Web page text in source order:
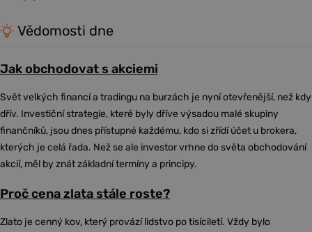
Vědomosti dne
Jak obchodovat s akciemi
Svět velkých financí a tradingu na burzách je nyní otevřenější, než kdy
dřív. Investiční strategie, které byly dříve výsadou malé skupiny
finančníků, jsou dnes přístupné každému, kdo si zřídí účet u brokera,
kterých je celá řada. Než se ale investor vrhne do světa obchodování
akcií, měl by znát základní termíny a principy.
Proč cena zlata stále roste?
Zlato je cenný kov, který provází lidstvo po tisíciletí. Vždy bylo